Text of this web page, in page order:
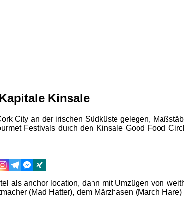
Kinsale
City an der irischen Südküste gelegen,
Festivals durch den Kinsale Good Food
als anchor location, dann mit Umzügen von
(Mad Hatter), dem Märzhasen (March